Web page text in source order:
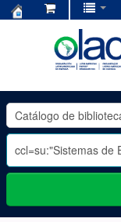
OLADE
-